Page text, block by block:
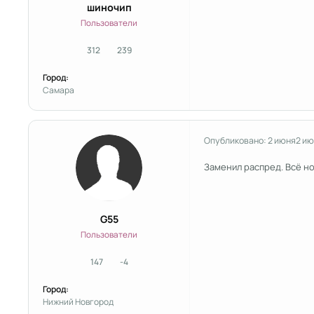
шиночип
Пользователи
312сообщения
239Репутация
Город:
Самара
G55
Пользователи
147сообщения
-4Репутация
Город:
Нижний Новгород
Опубликовано:2 июня2
Заменил распред. Всё